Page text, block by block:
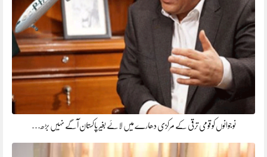
نوجوانوں کو قومی ترقی کے مرکزی دھارے میں لائے بغیر پاکستان آگے نہیں بڑھ…